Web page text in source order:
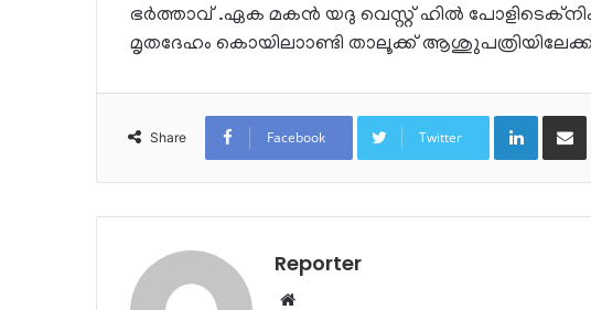
ഭർത്താവ് .ഏക മകൻ യദു വെസ്റ്റ് ഹിൽ
മൃതദേഹം കൊയിലാാണ്ടി താലൂക്ക് ആശുുപത്രിയിലേക്ക്
Share Facebook Twitter
Reporter
Website